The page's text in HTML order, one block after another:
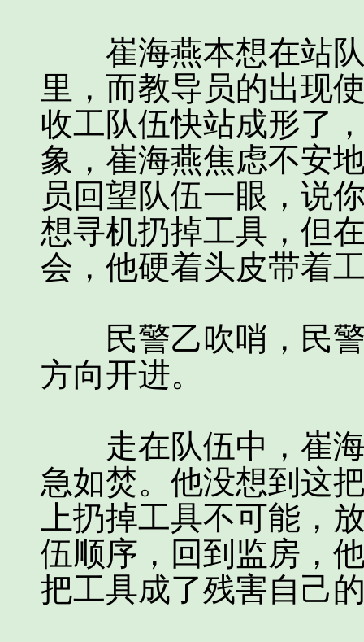
崔海燕本想在站队
里，而教导员的出现
收工队伍快站成形了
象，崔海燕焦虑不安
员回望队伍一眼，说
想寻机扔掉工具，但
会，他硬着头皮带着
民警乙吹哨，民警
方向开进。
走在队伍中，崔海
急如焚。他没想到这
上扔掉工具不可能，
伍顺序，回到监房，
把工具成了残害自己